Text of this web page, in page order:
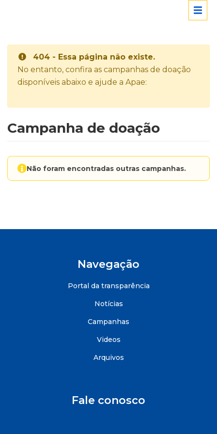
404 - Essa página não existe.
No entanto, confira as campanhas de doação
disponíveis abaixo e ajude a Apae:
Campanha de doação
Não foram encontradas outras campanhas.
Navegação
Portal da transparência
Notícias
Campanhas
Videos
Arquivos
Fale conosco